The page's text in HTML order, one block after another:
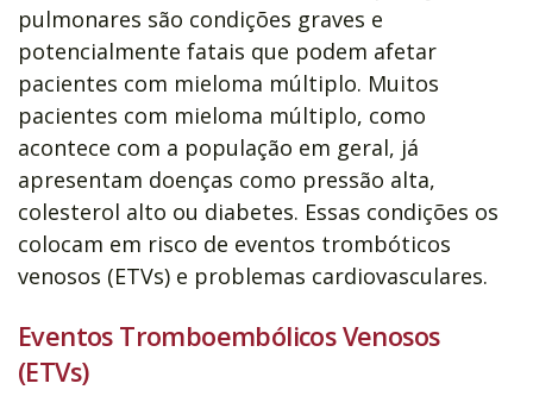
pulmonares são condições graves e
potencialmente fatais que podem afetar
pacientes com mieloma múltiplo. Muitos
pacientes com mieloma múltiplo, como
acontece com a população em geral, já
apresentam doenças como pressão alta,
colesterol alto ou diabetes. Essas condições os
colocam em risco de eventos trombóticos
venosos (ETVs) e problemas cardiovasculares.
Eventos Tromboembólicos Venosos
(ETVs)